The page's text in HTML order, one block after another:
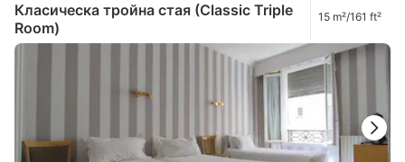
Класическа тройна стая (Classic Triple
Room)
15 m²/161 ft²